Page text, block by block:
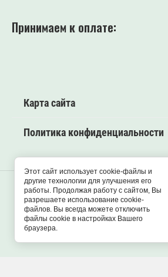
Карта сайта
Политика конфиденциальности
Принимаем к оплате:
2026 “Autonomka-spb” все
Не является публичной
Этот сайт использует cookie-файлы и
другие технологии для улучшения его
работы. Продолжая работу с сайтом, Вы
разрешаете использование cookie-
файлов. Вы всегда можете отключить
файлы cookie в настройках Вашего
браузера.